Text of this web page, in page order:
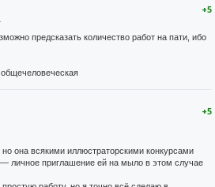
+5
предсказать количество работ на пати, ибо
+5
она всякими иллюстраторскими конкурсами
личное приглашение ей на мыло в этом случае